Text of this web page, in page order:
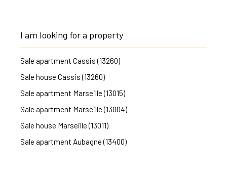
I am looking for a property
Sale apartment Cassis (13260)
Sale house Cassis (13260)
Sale apartment Marseille (13015)
Sale apartment Marseille (13004)
Sale house Marseille (13011)
Sale apartment Aubagne (13400)